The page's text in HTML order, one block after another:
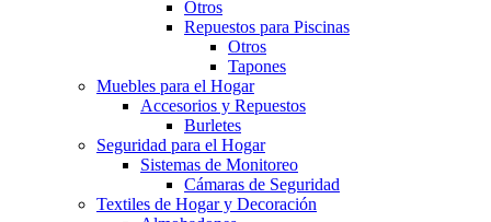
Otros
Repuestos para Piscinas
Otros
Tapones
Muebles para el Hogar
Accesorios y Repuestos
Burletes
Seguridad para el Hogar
Sistemas de Monitoreo
Cámaras de Seguridad
Textiles de Hogar y Decoración